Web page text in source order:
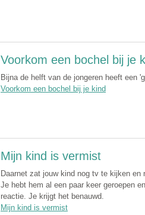
Voorkom een bochel bij je
Bijna de helft van de jongeren heeft een
Voorkom een bochel bij je kind
Mijn kind is vermist
Daarnet zat jouw kind nog tv te kijken
Je hebt hem al een paar keer geroepen
reactie. Je krijgt het benauwd.
Mijn kind is vermist